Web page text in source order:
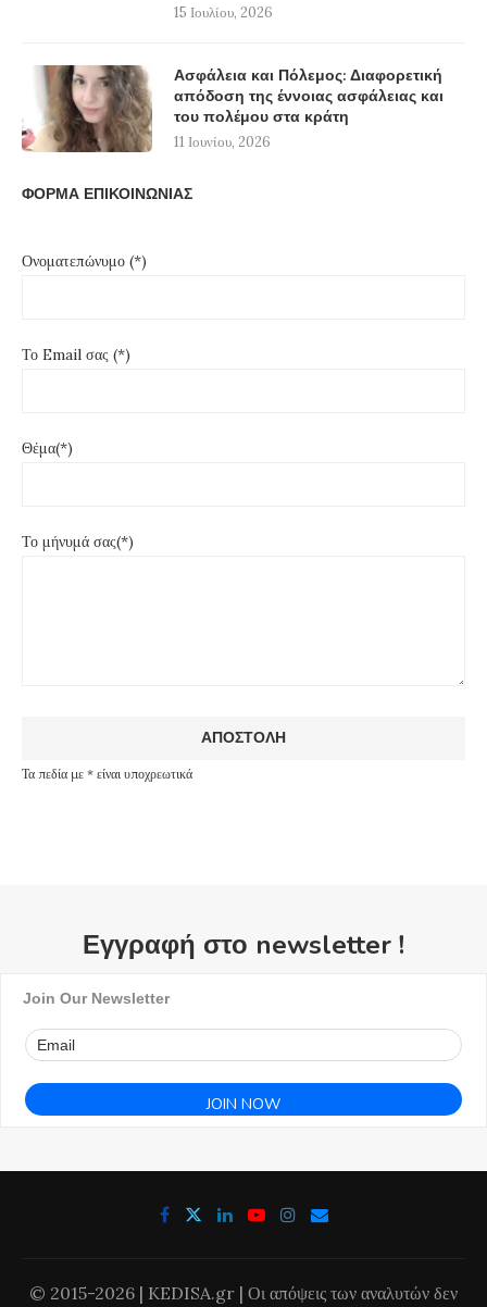
15 Ιουλίου, 2026
Ασφάλεια και Πόλεμος: Διαφορετική
απόδοση της έννοιας ασφάλειας και
του πολέμου στα κράτη
11 Ιουνίου, 2026
ΦΟΡΜΑ ΕΠΙΚΟΙΝΩΝΙΑΣ
Ονοματεπώνυμο (*)
Το Email σας (*)
Θέμα(*)
Το μήνυμά σας(*)
Τα πεδία με * είναι υποχρεωτικά
Εγγραφή στο newsletter !
Join Our Newsletter
© 2015-2026 | KEDISA.gr | Οι απόψεις των αναλυτών δεν